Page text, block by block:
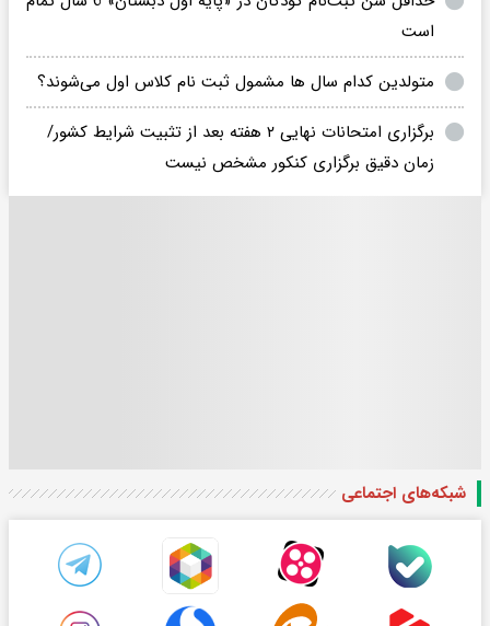
است
متولدین کدام سال ها مشمول ثبت نام کلاس اول می‌شوند؟
برگزاری امتحانات نهایی ۲ هفته بعد از تثبیت شرایط کشور/
زمان دقیق برگزاری کنکور مشخص نیست
شبکه‌های اجتماعی